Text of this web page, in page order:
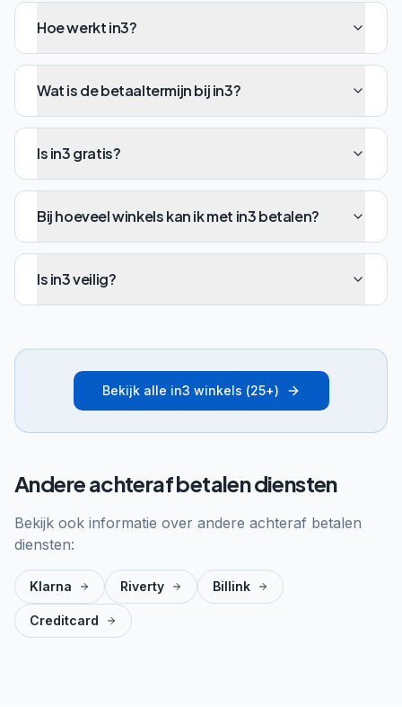
Hoe werkt in3?
Wat is de betaaltermijn bij in3?
Is in3 gratis?
Bij hoeveel winkels kan ik met in3 betalen?
Is in3 veilig?
Bekijk alle in3 winkels (25+)
Andere achteraf betalen diensten
Bekijk ook informatie over andere achteraf betalen
diensten:
Klarna Riverty Billink
Creditcard